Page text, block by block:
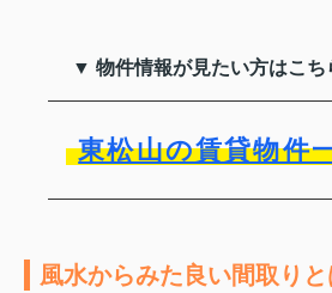
▼ 物件情報が見たい方はこ
東松山の賃貸物件
風水からみた良い間取りと